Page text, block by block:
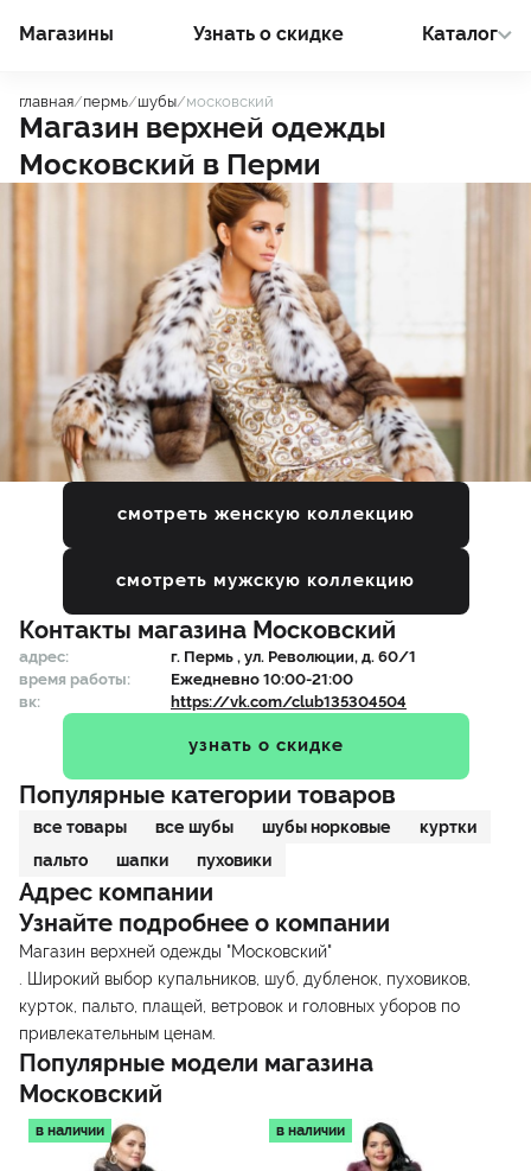
Магазины Узнать о cкидке Каталог
главная/пермь/шубы/московский
Магазин верхней одежды
Московский в Перми
смотреть женскую коллекцию
смотреть мужскую коллекцию
Контакты магазина Московский
адрес: г. Пермь , ул. Революции, д. 60/1
время работы:
Ежедневно 10:00-21:00
вк:
https://vk.com/club135304504
узнать о скидке
Популярные категории товаров
все товары все шубы шубы норковые
куртки
пальто
шапки пуховики
Адрес компании
Узнайте подробнее о компании
Магазин верхней одежды "Московский"
. Широкий выбор купальников, шуб, дубленок, пуховиков,
курток, пальто, плащей, ветровок и головных уборов по
привлекательным ценам.
Популярные модели магазина
Московский
в наличии в наличии